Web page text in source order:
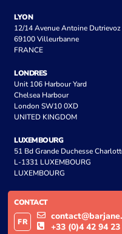
LYON
12/14 Avenue Antoine Dutrievoz
69100 Villeurbanne
FRANCE
LONDRES
Unit 106 Harbour Yard
Chelsea Harbour
London SW10 0XD
UNITED KINGDOM
LUXEMBOURG
51 Bd Grande Duchesse
L-1331 LUXEMBOURG
LUXEMBOURG
CONTACT
FR
+33 (0)4 42 94 23